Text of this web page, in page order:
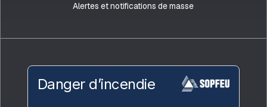
Alertes et notifications de masse
Danger d’incendie